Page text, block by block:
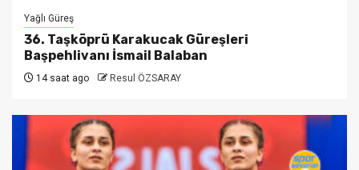
Yağlı Güreş
36. Taşköprü Karakucak Güreşleri
Başpehlivanı İsmail Balaban
14 saat ago Resul ÖZSARAY